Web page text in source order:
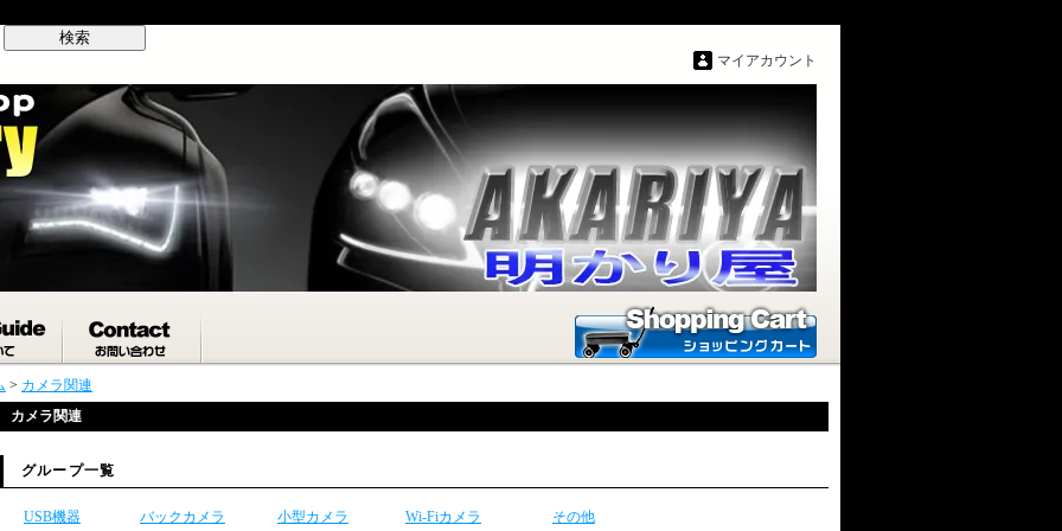
マイアカウント
> カメラ関連
カメラ関連
グループ一覧
USB機器 バックカメラ 小型カメラ Wi-Fiカメラ その他